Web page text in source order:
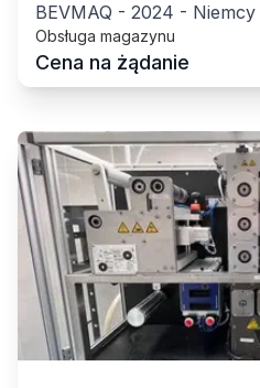
BEVMAQ - 2024 - Niemcy
Obsługa magazynu
Cena na żądanie